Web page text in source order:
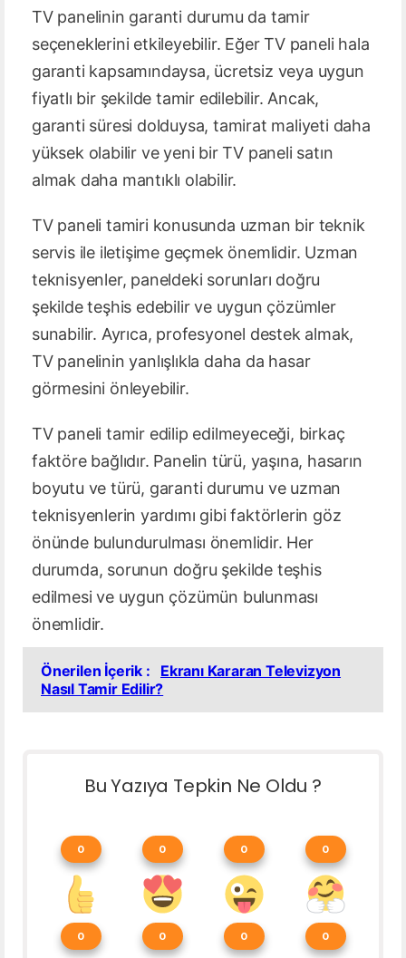
TV panelinin garanti durumu da tamir
seçeneklerini etkileyebilir. Eğer TV paneli hala
garanti kapsamındaysa, ücretsiz veya uygun
fiyatlı bir şekilde tamir edilebilir. Ancak,
garanti süresi dolduysa, tamirat maliyeti daha
yüksek olabilir ve yeni bir TV paneli satın
almak daha mantıklı olabilir.
TV paneli tamiri konusunda uzman bir teknik
servis ile iletişime geçmek önemlidir. Uzman
teknisyenler, paneldeki sorunları doğru
şekilde teşhis edebilir ve uygun çözümler
sunabilir. Ayrıca, profesyonel destek almak,
TV panelinin yanlışlıkla daha da hasar
görmesini önleyebilir.
TV paneli tamir edilip edilmeyeceği, birkaç
faktöre bağlıdır. Panelin türü, yaşına, hasarın
boyutu ve türü, garanti durumu ve uzman
teknisyenlerin yardımı gibi faktörlerin göz
önünde bulundurulması önemlidir. Her
durumda, sorunun doğru şekilde teşhis
edilmesi ve uygun çözümün bulunması
önemlidir.
Önerilen İçerik :
Ekranı Kararan Televizyon
Nasıl Tamir Edilir?
Bu Yazıya Tepkin Ne Oldu ?
0 0 0 0
0 0 0 0